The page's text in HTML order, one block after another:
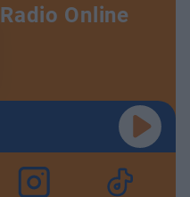
Radio Online